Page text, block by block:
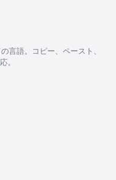
言語。コピー、ペースト、
。